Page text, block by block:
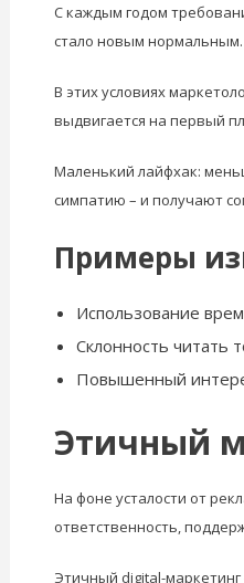
С каждым годом
стало новым
В этих условиях
выдвигается на первый
Маленький лайфхак:
симпатию – и получают
Примеры
Использование
Склонность читать
Повышенный
Этичный
На фоне усталости от
ответственность,
Этичный digital-